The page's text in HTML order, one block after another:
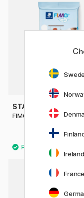
STAEDTLER
FIMO Air Light 125 g